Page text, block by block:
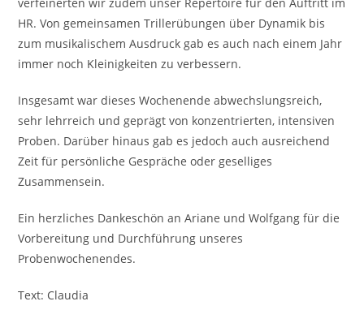
verfeinerten wir zudem unser Repertoire für den Auftritt im
HR. Von gemeinsamen Trillerübungen über Dynamik bis
zum musikalischem Ausdruck gab es auch nach einem Jahr
immer noch Kleinigkeiten zu verbessern.
Insgesamt war dieses Wochenende abwechslungsreich,
sehr lehrreich und geprägt von konzentrierten, intensiven
Proben. Darüber hinaus gab es jedoch auch ausreichend
Zeit für persönliche Gespräche oder geselliges
Zusammensein.
Ein herzliches Dankeschön an Ariane und Wolfgang für die
Vorbereitung und Durchführung unseres
Probenwochenendes.
Text: Claudia